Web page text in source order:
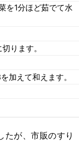
を1分ほど茹でて水
ります。
加えて和えます。
たが、市販のすり